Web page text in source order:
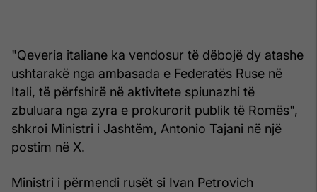
"Qeveria italiane ka vendosur të dëbojë dy atashe
ushtarakë nga ambasada e Federatës Ruse në
Itali, të përfshirë në aktivitete spiunazhi të
zbuluara nga zyra e prokurorit publik të Romës",
shkroi Ministri i Jashtëm, Antonio Tajani në një
postim në X.
Ministri i përmendi rusët si Ivan Petrovich